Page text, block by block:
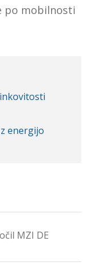
po mobilnosti
energijo
MZI DE